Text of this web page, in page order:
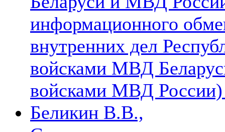
информационного
внутренних дел
войсками МВД
войсками МВД
Беликин В.В.,